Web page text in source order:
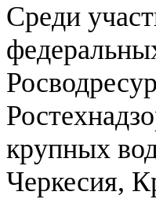
Среди
крупных
Черкесия,